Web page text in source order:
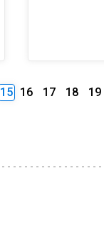
15 16 17 18 19